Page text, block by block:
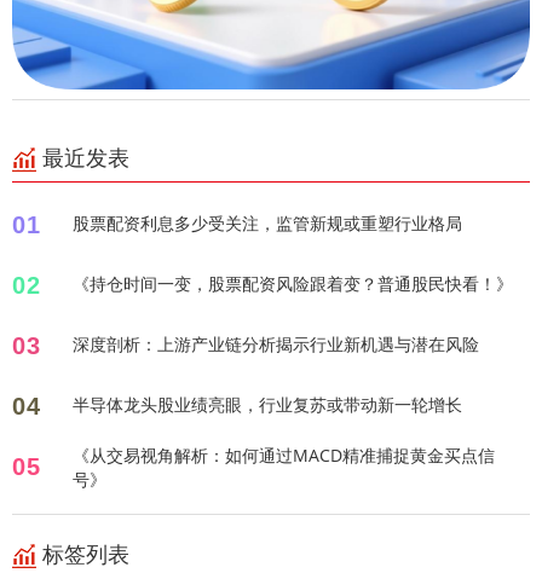
最近发表
01 股票配资利息多少受关注，监管新规或重塑行业格局
02 《持仓时间一变，股票配资风险跟着变？普通股民快看！》
03 深度剖析：上游产业链分析揭示行业新机遇与潜在风险
04 半导体龙头股业绩亮眼，行业复苏或带动新一轮增长
05
《从交易视角解析：如何通过MACD精准捕捉黄金买点信
号》
标签列表